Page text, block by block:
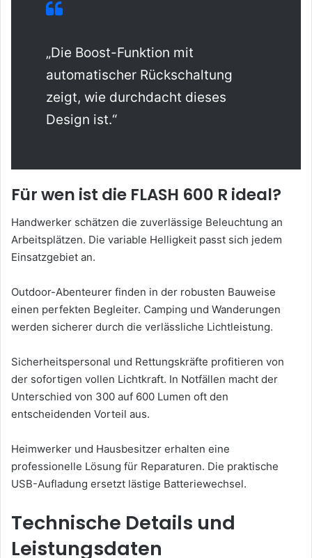
„Die Boost-Funktion mit
automatischer Rückschaltung
zeigt, wie durchdacht dieses
Design ist.“
Für wen ist die FLASH 600 R ideal?
Handwerker schätzen die zuverlässige Beleuchtung an
Arbeitsplätzen. Die variable Helligkeit passt sich jedem
Einsatzgebiet an.
Outdoor-Abenteurer finden in der robusten Bauweise
einen perfekten Begleiter. Camping und Wanderungen
werden sicherer durch die verlässliche Lichtleistung.
Sicherheitspersonal und Rettungskräfte profitieren von
der sofortigen vollen Lichtkraft. In Notfällen macht der
Unterschied von 300 auf 600 Lumen oft den
entscheidenden Vorteil aus.
Heimwerker und Hausbesitzer erhalten eine
professionelle Lösung für Reparaturen. Die praktische
USB-Aufladung ersetzt lästige Batteriewechsel.
Technische Details und
Leistungsdaten